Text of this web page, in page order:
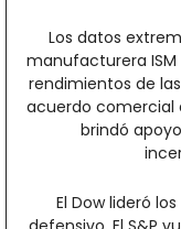
Los datos
manufacturera
rendimientos de
acuerdo comercial
brindó
El Dow lideró